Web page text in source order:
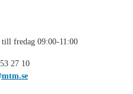
fredag 09:00-11:00
27 10